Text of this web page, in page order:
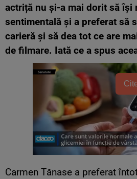
actriță nu și-a mai dorit să își
sentimentală și a preferat să
carieră și să dea tot ce are
de filmare. Iată ce a spus
Carmen Tănase a preferat